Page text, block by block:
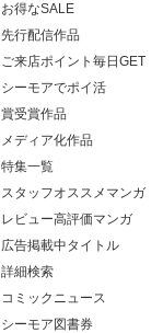
お得なSALE
先行配信作品
ご来店ポイント毎日GET
シーモアでポイ活
賞受賞作品
メディア化作品
特集一覧
スタッフオススメマンガ
レビュー高評価マンガ
広告掲載中タイトル
詳細検索
コミックニュース
シーモア図書券